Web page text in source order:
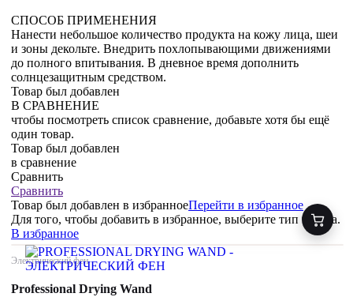
СПОСОБ ПРИМЕНЕНИЯ
Нанести небольшое количество продукта на кожу лица, шеи
и зоны декольте. Внедрить похлопывающими движениями
до полного впитывания. В дневное время дополнить
солнцезащитным средством.
Товар был добавлен
В СРАВНЕНИЕ
чтобы посмотреть список сравнение, добавьте хотя бы ещё
один товар.
Товар был добавлен
в сравнение
Сравнить
Сравнить
Товар был добавлен в избранноеПерейти в избранное
Для того, чтобы добавить в избранное, выберите тип товара.
В избранное
Электрический фен
Professional Drying Wand